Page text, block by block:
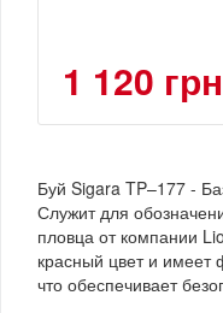
1 120 грн
Буй Sigara TP–177 -
Служит для
пловца от компании
красный цвет и имеет
что обеспечивает